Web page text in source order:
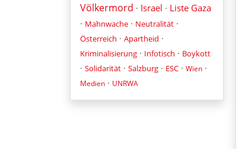
Völkermord · Israel · Liste Gaza
· Mahnwache · Neutralität ·
Österreich · Apartheid ·
Kriminalisierung · Infotisch · Boykott
· Solidarität · Salzburg · ESC · Wien ·
Medien · UNRWA